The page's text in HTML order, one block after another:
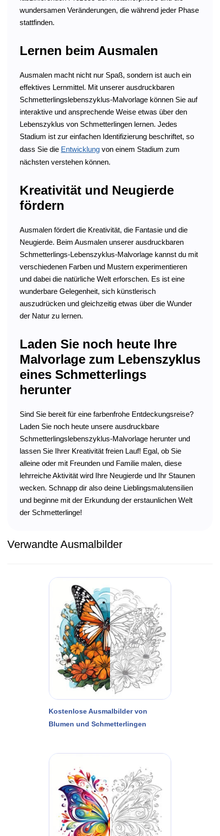
wundersamen Veränderungen, die während jeder Phase
stattfinden.
Lernen beim Ausmalen
Ausmalen macht nicht nur Spaß, sondern ist auch ein
effektives Lernmittel. Mit unserer ausdruckbaren
Schmetterlingslebenszyklus-Malvorlage können Sie auf
interaktive und ansprechende Weise etwas über den
Lebenszyklus von Schmetterlingen lernen. Jedes
Stadium ist zur einfachen Identifizierung beschriftet, so
dass Sie die Entwicklung von einem Stadium zum
nächsten verstehen können.
Kreativität und Neugierde
fördern
Ausmalen fördert die Kreativität, die Fantasie und die
Neugierde. Beim Ausmalen unserer ausdruckbaren
Schmetterlings-Lebenszyklus-Malvorlage kannst du mit
verschiedenen Farben und Mustern experimentieren
und dabei die natürliche Welt erforschen. Es ist eine
wunderbare Gelegenheit, sich künstlerisch
auszudrücken und gleichzeitig etwas über die Wunder
der Natur zu lernen.
Laden Sie noch heute Ihre
Malvorlage zum Lebenszyklus
eines Schmetterlings
herunter
Sind Sie bereit für eine farbenfrohe Entdeckungsreise?
Laden Sie noch heute unsere ausdruckbare
Schmetterlingslebenszyklus-Malvorlage herunter und
lassen Sie Ihrer Kreativität freien Lauf! Egal, ob Sie
alleine oder mit Freunden und Familie malen, diese
lehrreiche Aktivität wird Ihre Neugierde und Ihr Staunen
wecken. Schnapp dir also deine Lieblingsmalutensilien
und beginne mit der Erkundung der erstaunlichen Welt
der Schmetterlinge!
Verwandte Ausmalbilder
Kostenlose Ausmalbilder von
Blumen und Schmetterlingen